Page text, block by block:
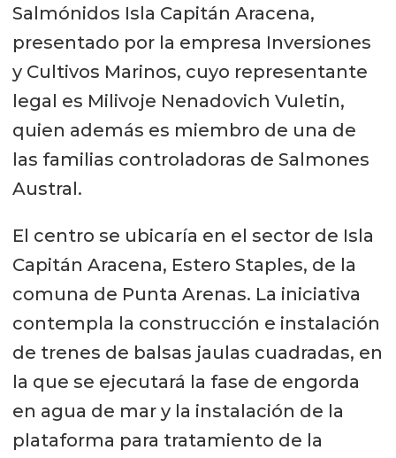
Salmónidos Isla Capitán Aracena,
presentado por la empresa Inversiones
y Cultivos Marinos, cuyo representante
legal es Milivoje Nenadovich Vuletin,
quien además es miembro de una de
las familias controladoras de Salmones
Austral.
El centro se ubicaría en el sector de Isla
Capitán Aracena, Estero Staples, de la
comuna de Punta Arenas. La iniciativa
contempla la construcción e instalación
de trenes de balsas jaulas cuadradas, en
la que se ejecutará la fase de engorda
en agua de mar y la instalación de la
plataforma para tratamiento de la